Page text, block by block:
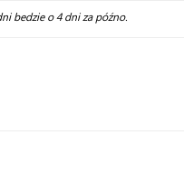
bedzie o 4 dni za późno.